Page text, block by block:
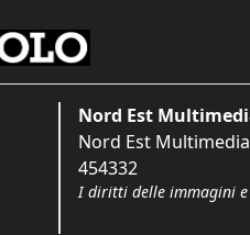
Nord Est
Nord Est Multimedia
454332
I diritti delle immagini e